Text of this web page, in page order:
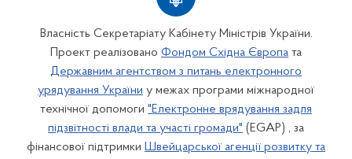
Власність Секретаріату Кабінету Міністрів України.
Проект реалізовано Фондом Східна Європа та
Державним агентством з питань електронного
урядування України у межах програми міжнародної
технічної допомоги "Електронне врядування задля
підзвітності влади та участі громади" (EGAP) , за
фінансової підтримки Швейцарської агенції розвитку та